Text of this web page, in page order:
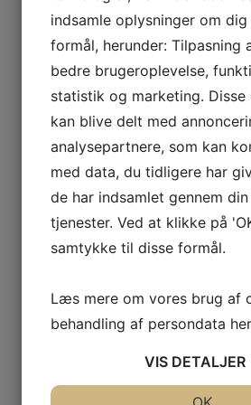
forecastene bliver så korrekte
vil optimere sælgerstyringen.
Forecast 1 – jeg tror jeg kan
(her her du endnu ikke sendt
Forecast 2 – tilbud sendt til
ikke accepteret.
Accepteret tilbud – Ordre.
Og så kan der pr. sælger
Ring+45 70 70 13 12eller skriv
info@skyviewcrm.comtil os
KATEGORI(ER):DIGITALISERING,
indsamle oplysninger om
formål, herunder: Tilpasning
bedre brugeroplevelse,
statistik og marketing. Disse
kan blive delt med
analysepartnere, som kan
med data, du tidligere har
de har indsamlet gennem
tjenester. Ved at klikke på
samtykke til disse formål.
Læs mere om vores brug af
behandling af persondata her
VIS DETALJER